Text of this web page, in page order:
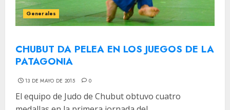
Generales
CHUBUT DA PELEA EN LOS JUEGOS DE LA
PATAGONIA
13 DE MAYO DE 2015 0
El equipo de Judo de Chubut obtuvo cuatro